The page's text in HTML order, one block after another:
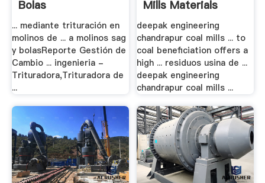
Bolas
... mediante trituración en
molinos de ... a molinos sag
y bolasReporte Gestión de
Cambio ... ingenieria -
Trituradora,Trituradora de
...
Mills Materials
deepak engineering
chandrapur coal mills ... to
coal beneficiation offers a
high ... residuos usina de ...
deepak engineering
chandrapur coal mills ...